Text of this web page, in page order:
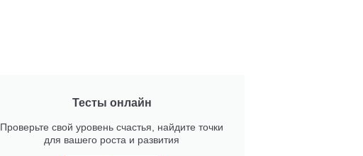
Тесты онлайн
Проверьте свой уровень счастья, найдите точки
для вашего роста и развития